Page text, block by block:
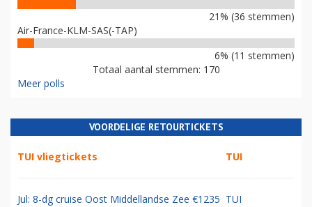
21% (36 stemmen)
Air-France-KLM-SAS(-TAP)
6% (11 stemmen)
Totaal aantal stemmen: 170
Meer polls
VOORDELIGE RETOURTICKETS
TUI vliegtickets TUI
Jul: 8-dg cruise Oost Middellandse Zee €1235 TUI